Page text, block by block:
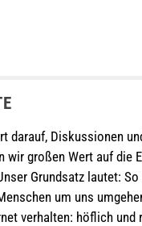
darauf, Diskussionen
wir großen Wert auf die
Grundsatz lautet:
um uns
verhalten: höflich und